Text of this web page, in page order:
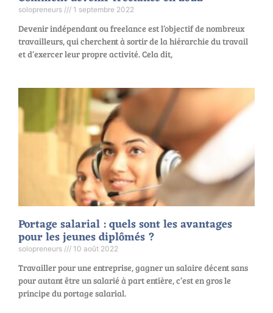
solopreneurs 1 septembre 2022
Devenir indépendant ou freelance est l’objectif de nombreux
travailleurs, qui cherchent à sortir de la hiérarchie du travail
et d’exercer leur propre activité. Cela dit,
Portage salarial : quels sont les avantages
pour les jeunes diplômés ?
solopreneurs 10 août 2022
Travailler pour une entreprise, gagner un salaire décent sans
pour autant être un salarié à part entière, c’est en gros le
principe du portage salarial.